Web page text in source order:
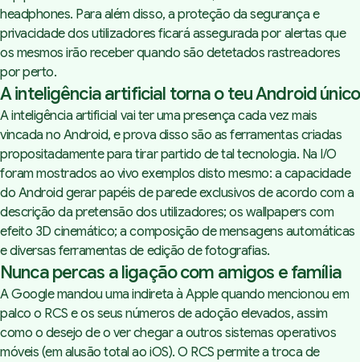
headphones. Para além disso, a proteção da segurança e
privacidade dos utilizadores ficará assegurada por alertas que
os mesmos irão receber quando são detetados rastreadores
por perto.
A inteligência artificial torna o teu Android único
A inteligência artificial vai ter uma presença cada vez mais
vincada no Android, e prova disso são as ferramentas criadas
propositadamente para tirar partido de tal tecnologia. Na I/O
foram mostrados ao vivo exemplos disto mesmo: a capacidade
do Android gerar papéis de parede exclusivos de acordo com a
descrição da pretensão dos utilizadores; os wallpapers com
efeito 3D cinemático; a composição de mensagens automáticas
e diversas ferramentas de edição de fotografias.
Nunca percas a ligação com amigos e família
A Google mandou uma indireta à Apple quando mencionou em
palco o RCS e os seus números de adoção elevados, assim
como o desejo de o ver chegar a outros sistemas operativos
móveis (em alusão total ao iOS). O RCS permite a troca de